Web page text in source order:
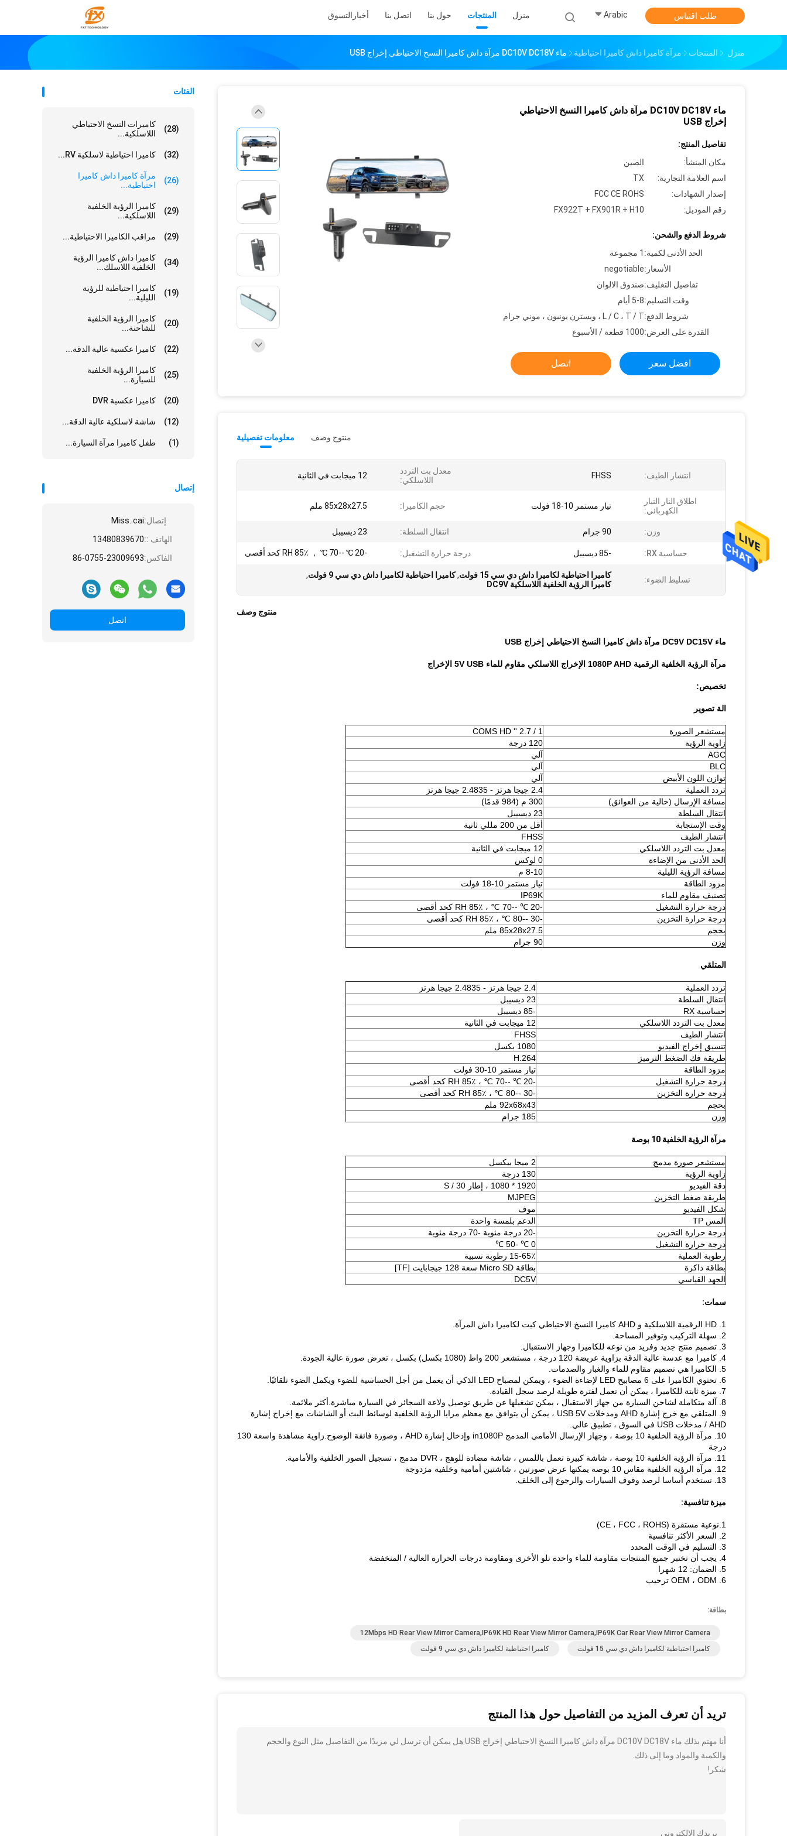
منزل المنتجات حول بنا اتصل بنا أخبار التسوق Arabic طلب اقتباس
منزل المنتجات مرآة كاميرا داش كاميرا احتياطية ماء DC10V DC18V مرآة داش كاميرا النسخ الاحتياطي إخراج USB
الفئات
كاميرات النسخ الاحتياطي
اللاسلكية...
(28)
كاميرا احتياطية لاسلكية RV... (32)
مرآة كاميرا داش كاميرا
احتياطية...
(26)
كاميرا الرؤية الخلفية
اللاسلكية...
(29)
مراقب الكاميرا الاحتياطية... (29)
كاميرا داش كاميرا الرؤية
الخلفية اللاسلك...
(34)
كاميرا احتياطية للرؤية
الليلية...
(19)
كاميرا الرؤية الخلفية
للشاحنة...
(20)
كاميرا عكسية عالية الدقة... (22)
كاميرا الرؤية الخلفية
للسيارة...
(25)
كاميرا عكسية DVR (20)
شاشة لاسلكية عالية الدقة... (12)
طفل كاميرا مرآة السيارة... (1)
إتصال
إتصال:Miss. cai
الهاتف ::13480839670
الفاكس:86-0755-23009693
اتصل
ماء DC10V DC18V مرآة داش كاميرا النسخ الاحتياطي
إخراج USB
تفاصيل المنتج:
مكان المنشأ:
الصين
اسم العلامة التجارية:
TX
إصدار الشهادات:
FCC CE ROHS
رقم الموديل:
FX922T + FX901R + H10
شروط الدفع والشحن:
الحد الأدنى لكمية: 1 مجموعة
الأسعار:negotiable
تفاصيل التغليف:صندوق الالوان
وقت التسليم:5-8 أيام
شروط الدفع:L / C ، T / T ، ويسترن يونيون ، موني جرام
القدرة على العرض:1000 قطعة / الأسبوع
افضل سعر اتصل
معلومات تفصيلية منتوج وصف
انتشار الطيف: FHSS
معدل بت التردد
اللاسلكي:
12 ميجابت في الثانية
اطلاق النار التيار
الكهربائي:
تيار مستمر 10-18 فولت حجم الكاميرا: 85x28x27.5 ملم
وزن: 90 جرام انتقال السلطة: 23 ديسيبل
حساسية RX: -85 ديسيبل درجة حرارة التشغيل: -20 ℃ --70 ℃ ， RH 85٪ كحد أقصى
تسليط الضوء: كاميرا احتياطية لكاميرا داش دي سي 15 فولت ,كاميرا احتياطية لكاميرا داش دي سي 9 فولت
,
كاميرا الرؤية الخلفية اللاسلكية DC9V
منتوج وصف
ماء DC9V DC15V مرآة داش كاميرا النسخ الاحتياطي إخراج USB
مرآة الرؤية الخلفية الرقمية 1080P AHD الإخراج اللاسلكي مقاوم للماء 5V USB الإخراج
تخصيص:
الة تصوير
مستشعر الصورة
1 / 2.7 '' COMS HD
زاوية الرؤية
120 درجة
AGC
آلي
BLC
آلي
توازن اللون الأبيض
آلي
تردد العملية
2.4 جيجا هرتز - 2.4835 جيجا هرتز
مسافة الإرسال (خالية من العوائق)
300 م (984 قدمًا)
انتقال السلطة
23 ديسيبل
وقت الإستجابة
أقل من 200 مللي ثانية
انتشار الطيف
FHSS
معدل بت التردد اللاسلكي
12 ميجابت في الثانية
الحد الأدنى من الإضاءة
0 لوكس
مسافة الرؤية الليلية
8-10 م
مزود الطاقة
تيار مستمر 10-18 فولت
تصنيف مقاوم للماء
IP69K
درجة حرارة التشغيل
-20 ℃ --70 ℃ ، RH 85٪ كحد أقصى
درجة حرارة التخزين
-30 --80 ℃ ، RH 85٪ كحد أقصى
بحجم
85x28x27.5 ملم
وزن
90 جرام
المتلقي
تردد العملية
2.4 جيجا هرتز - 2.4835 جيجا هرتز
انتقال السلطة
23 ديسيبل
حساسية RX
-85 ديسيبل
معدل بت التردد اللاسلكي
12 ميجابت في الثانية
انتشار الطيف
FHSS
تنسيق إخراج الفيديو
1080 بكسل
طريقة فك الضغط الترميز
H.264
مزود الطاقة
تيار مستمر 10-30 فولت
درجة حرارة التشغيل
-20 ℃ --70 ℃ ، RH 85٪ كحد أقصى
درجة حرارة التخزين
-30 --80 ℃ ، RH 85٪ كحد أقصى
بحجم
92x68x43 ملم
وزن
185 جرام
مرآة الرؤية الخلفية 10 بوصة
مستشعر صورة مدمج
2 ميجا بيكسل
زاوية الرؤية
130 درجة
دقة الفيديو
1920 * 1080 ، إطار S / 30
طريقة ضغط التخزين
MJPEG
شكل الفيديو
موف
المس TP
الدعم بلمسة واحدة
درجة حرارة التخزين
-20 درجة مئوية -70 درجة مئوية
درجة حرارة التشغيل
0 ℃ -50 ℃
رطوبة العملية
15-65٪ رطوبة نسبية
بطاقة ذاكرة
بطاقة Micro SD سعة 128 جيجابايت [TF]
الجهد القياسي
DC5V
سمات:
1. HD الرقمية اللاسلكية و AHD كاميرا النسخ الاحتياطي كيت لكاميرا داش المرآة.
2. سهلة التركيب وتوفير المساحة.
3. تصميم منتج جديد وفريد ​​من نوعه للكاميرا وجهاز الاستقبال.
4. كاميرا مع عدسة عالية الدقة بزاوية عريضة 120 درجة ، مستشعر 200 واط (1080 بكسل) بكسل ، تعرض صورة عالية الجودة.
5. الكاميرا هي تصميم مقاوم للماء والغبار والصدمات.
6. تحتوي الكاميرا على 6 مصابيح LED لإضاءة الضوء ، ويمكن لمصباح LED الذكي أن يعمل من أجل الحساسية للضوء ويكمل الضوء تلقائيًا.
7. ميزة ثابتة للكاميرا ، يمكن أن تعمل لفترة طويلة لرصد سجل القيادة.
8. آلة متكاملة لشاحن السيارة من جهاز الاستقبال ، يمكن تشغيلها عن طريق توصيل ولاعة السجائر في السيارة مباشرة.أكثر ملائمة.
9. المتلقي مع خرج إشارة AHD ومدخلات USB 5V ، يمكن أن يتوافق مع معظم مرايا الرؤية الخلفية لوسائط البث أو الشاشات مع إخراج إشارة
AHD / مدخلات USB في السوق ، تطبيق عالي.
10. مرآة الرؤية الخلفية 10 بوصة ، وجهاز الإرسال الأمامي المدمج in1080P وإدخال إشارة AHD ، وصورة فائقة الوضوح.زاوية مشاهدة واسعة 130
درجة
11. مرآة الرؤية الخلفية 10 بوصة ، شاشة كبيرة تعمل باللمس ، شاشة مضادة للوهج ، DVR مدمج ، تسجيل الصور الخلفية والأمامية.
12. مرآة الرؤية الخلفية مقاس 10 بوصة يمكنها عرض صورتين ، شاشتين أمامية وخلفية مزدوجة
13. تستخدم أساسا لرصد وقوف السيارات والرجوع إلى الخلف.
ميزة تنافسية:
1.نوعية مستقرة (CE ، FCC ، ROHS)
2. السعر الأكثر تنافسية
3. التسليم في الوقت المحدد
4. يجب أن تختبر جميع المنتجات مقاومة للماء واحدة تلو الأخرى ومقاومة درجات الحرارة العالية / المنخفضة
5. الضمان: 12 شهرا
6. OEM ، ODM ترحيب
بطاقة:
12Mbps HD Rear View Mirror Camera,IP69K HD Rear View Mirror Camera,IP69K Car Rear View Mirror Camera
كاميرا احتياطية لكاميرا داش دي سي 15 فولت
كاميرا احتياطية لكاميرا داش دي سي 9 فولت
تريد أن تعرف المزيد من التفاصيل حول هذا المنتج
أنا مهتم بذلك ماء DC10V DC18V مرآة داش كاميرا النسخ الاحتياطي إخراج USB هل يمكن أن ترسل لي مزيدًا من التفاصيل مثل النوع والحجم
والكمية والمواد وما إلى ذلك.
شكر!